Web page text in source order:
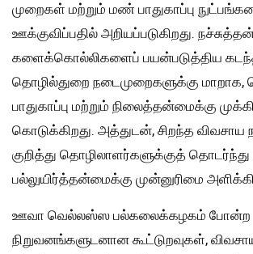
முறைகள் மற்றும் மண் பாதுகாப்பு
ஊக்குவிப்பதில் அறியப்படுகிறது.
களைக்கொல்லிகளைப் பயன்படுத்திய
தொழில்துறை நடைமுறைகளுக்கு
பாதுகாப்பு மற்றும் நிலைத்தன்மைக்கு
கொடுக்கிறது. அத்துடன், சிறந்த
குறித்து தொழிலாளர்களுக்குத் தொடர்ந்து
பல்லுயிர்த்தன்மைக்கு முன்னுரிமை
ஊவா வெல்லஸ்ஸ பல்கலைக்கழகம் போன்ற
நிறுவனங்களுடனான கூட்டுறவுகள்,